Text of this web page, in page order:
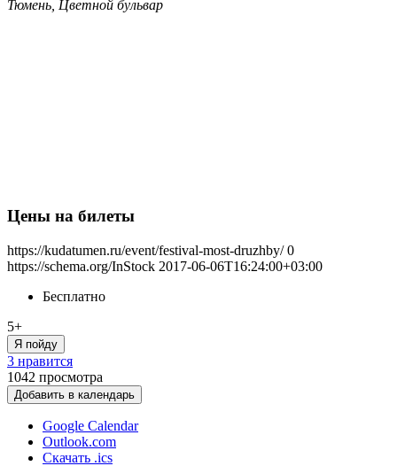
Тюмень, Цветной бульвар
Цены на билеты
https://kudatumen.ru/event/festival-most-druzhby/ 0
https://schema.org/InStock 2017-06-06T16:24:00+03:00
Бесплатно
5+
Я пойду
3 нравится
1042 просмотра
Добавить в календарь
Google Calendar
Outlook.com
Скачать .ics